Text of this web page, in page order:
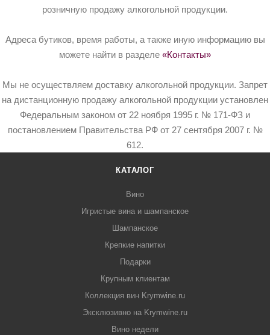
розничную продажу алкогольной продукции.
Адреса бутиков, время работы, а также иную информацию вы
можете найти в разделе «Контакты»
Мы не осуществляем доставку алкогольной продукции. Запрет
на дистанционную продажу алкогольной продукции установлен
Федеральным законом от 22 ноября 1995 г. № 171-ФЗ и
постановлением Правительства РФ от 27 сентября 2007 г. №
612.
КАТАЛОГ
Вино
Игристые вина и шампанское
Шампанское
Крепкие напитки
Подарки
Крупным клиентам
Коллекция вин Krymwine.ru
Эксклюзивно на Krymwine.ru
Вино недели